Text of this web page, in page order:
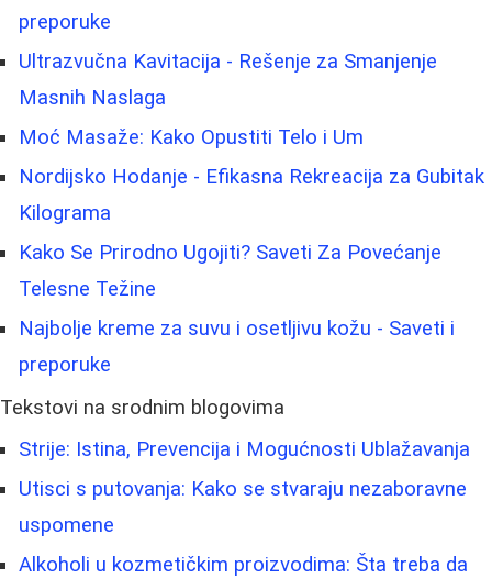
preporuke
Ultrazvučna Kavitacija - Rešenje za Smanjenje
Masnih Naslaga
Moć Masaže: Kako Opustiti Telo i Um
Nordijsko Hodanje - Efikasna Rekreacija za Gubitak
Kilograma
Kako Se Prirodno Ugojiti? Saveti Za Povećanje
Telesne Težine
Najbolje kreme za suvu i osetljivu kožu - Saveti i
preporuke
Tekstovi na srodnim blogovima
Strije: Istina, Prevencija i Mogućnosti Ublažavanja
Utisci s putovanja: Kako se stvaraju nezaboravne
uspomene
Alkoholi u kozmetičkim proizvodima: Šta treba da